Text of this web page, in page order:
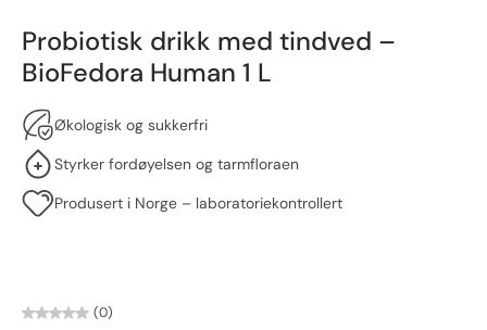
Probiotisk drikk med tindved –
BioFedora Human 1 L
Økologisk og sukkerfri
Styrker fordøyelsen og tarmfloraen
Produsert i Norge – laboratoriekontrollert
(0)